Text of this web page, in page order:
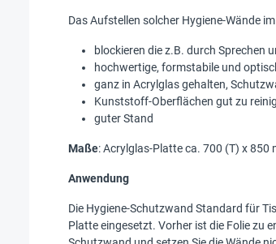
Das Aufstellen solcher Hygiene-Wände
blockieren die z.B. durch Sprechen
hochwertige, formstabile und
ganz in Acrylglas gehalten,
Kunststoff-Oberflächen gut zu
guter Stand
Maße: Acrylglas-Platte ca. 700 (T) x 850
Anwendung
Die Hygiene-Schutzwand Standard für
Platte eingesetzt. Vorher ist die Folie zu